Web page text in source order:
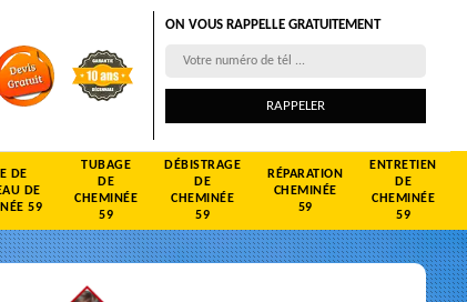
ON VOUS RAPPELLE GRATUITEMENT
DE
DE
59
TUBAGE
DE
CHEMINÉE
59
DÉBISTRAGE
DE
CHEMINÉE
59
RÉPARATION
CHEMINÉE
59
ENTRETIEN
DE
CHEMINÉE
59